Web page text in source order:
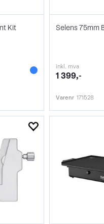
Kit Selens 75mm
inkl. mva
1 399,-
Varenr 171528